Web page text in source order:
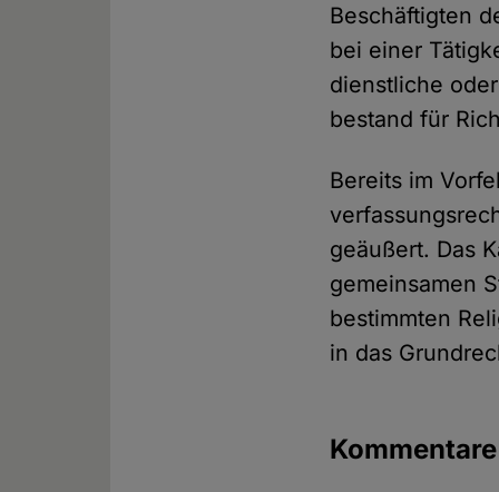
Beschäftigten
bei einer
dienstliche
bestand für
Bereits im
geäußert. Das
gemeinsamen
bestimmten
in das
Kommentare